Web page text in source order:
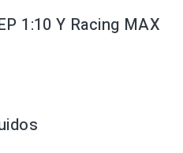
1:10 Y Racing MAX